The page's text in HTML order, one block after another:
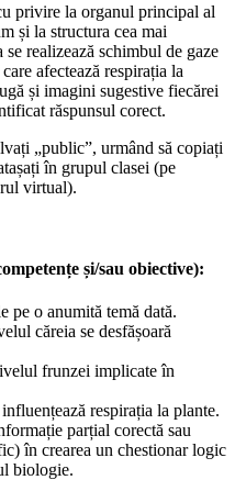
privire la organul principal al
și la structura cea mai
realizează schimbul de gaze
afectează respirația la
și imagini sugestive fiecărei
răspunsul corect.
„public”, urmând să copiați
în grupul clasei (pe
virtual).
și/sau obiective):
pe o anumită temă dată.
căreia se desfășoară
frunzei implicate în
respirația la plante.
parțial corectă sau
în crearea un chestionar logic
biologie.